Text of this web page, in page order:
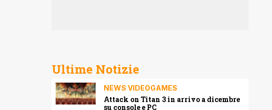
Ultime Notizie
NEWS VIDEOGAMES
Attack on Titan 3 in arrivo a dicembre
su console e PC